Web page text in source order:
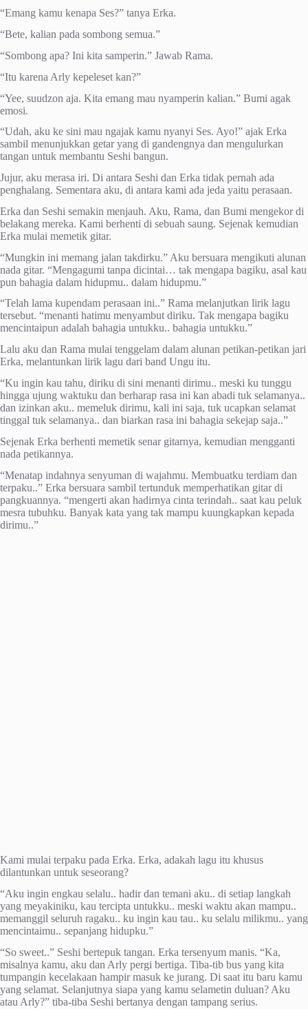
“Emang kamu kenapa Ses?” tanya Erka.
“Bete, kalian pada sombong semua.”
“Sombong apa? Ini kita samperin.” Jawab Rama.
“Itu karena Arly kepeleset kan?”
“Yee, suudzon aja. Kita emang mau nyamperin kalian.” Bumi agak
emosi.
“Udah, aku ke sini mau ngajak kamu nyanyi Ses. Ayo!” ajak Erka
sambil menunjukkan getar yang di gandengnya dan mengulurkan
tangan untuk membantu Seshi bangun.
Jujur, aku merasa iri. Di antara Seshi dan Erka tidak pernah ada
penghalang. Sementara aku, di antara kami ada jeda yaitu perasaan.
Erka dan Seshi semakin menjauh. Aku, Rama, dan Bumi mengekor di
belakang mereka. Kami berhenti di sebuah saung. Sejenak kemudian
Erka mulai memetik gitar.
“Mungkin ini memang jalan takdirku.” Aku bersuara mengikuti alunan
nada gitar. “Mengagumi tanpa dicintai… tak mengapa bagiku, asal kau
pun bahagia dalam hidupmu.. dalam hidupmu.”
“Telah lama kupendam perasaan ini..” Rama melanjutkan lirik lagu
tersebut. “menanti hatimu menyambut diriku. Tak mengapa bagiku
mencintaipun adalah bahagia untukku.. bahagia untukku.”
Lalu aku dan Rama mulai tenggelam dalam alunan petikan-petikan jari
Erka, melantunkan lirik lagu dari band Ungu itu.
“Ku ingin kau tahu, diriku di sini menanti dirimu.. meski ku tunggu
hingga ujung waktuku dan berharap rasa ini kan abadi tuk selamanya..
dan izinkan aku.. memeluk dirimu, kali ini saja, tuk ucapkan selamat
tinggal tuk selamanya.. dan biarkan rasa ini bahagia sekejap saja..”
Sejenak Erka berhenti memetik senar gitarnya, kemudian mengganti
nada petikannya.
“Menatap indahnya senyuman di wajahmu. Membuatku terdiam dan
terpaku..” Erka bersuara sambil tertunduk memperhatikan gitar di
pangkuannya. “mengerti akan hadirnya cinta terindah.. saat kau peluk
mesra tubuhku. Banyak kata yang tak mampu kuungkapkan kepada
dirimu..”
Kami mulai terpaku pada Erka. Erka, adakah lagu itu khusus
dilantunkan untuk seseorang?
“Aku ingin engkau selalu.. hadir dan temani aku.. di setiap langkah
yang meyakiniku, kau tercipta untukku.. meski waktu akan mampu..
memanggil seluruh ragaku.. ku ingin kau tau.. ku selalu milikmu.. yang
mencintaimu.. sepanjang hidupku.”
“So sweet..” Seshi bertepuk tangan. Erka tersenyum manis. “Ka,
misalnya kamu, aku dan Arly pergi bertiga. Tiba-tib bus yang kita
tumpangin kecelakaan hampir masuk ke jurang. Di saat itu baru kamu
yang selamat. Selanjutnya siapa yang kamu selametin duluan? Aku
atau Arly?” tiba-tiba Seshi bertanya dengan tampang serius.